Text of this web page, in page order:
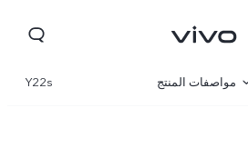
Y22s مواصفات المنتج